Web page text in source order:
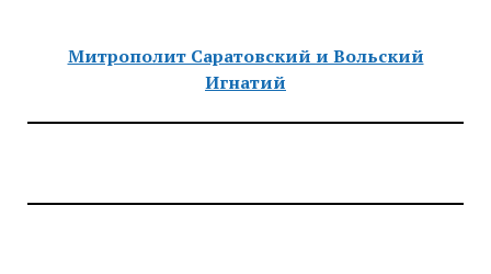
Митрополит Саратовский и Вольский
Игнатий